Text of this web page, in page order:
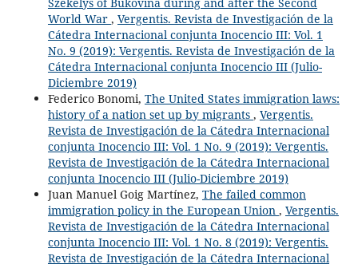
World War , Vergentis. Revista de Investigación de la
Cátedra Internacional conjunta Inocencio III: Vol. 1
No. 9 (2019): Vergentis. Revista de Investigación de la
Cátedra Internacional conjunta Inocencio III (Julio-
Diciembre 2019)
Federico Bonomi, The United States immigration laws:
history of a nation set up by migrants , Vergentis.
Revista de Investigación de la Cátedra Internacional
conjunta Inocencio III: Vol. 1 No. 9 (2019): Vergentis.
Revista de Investigación de la Cátedra Internacional
conjunta Inocencio III (Julio-Diciembre 2019)
Juan Manuel Goig Martínez, The failed common
immigration policy in the European Union , Vergentis.
Revista de Investigación de la Cátedra Internacional
conjunta Inocencio III: Vol. 1 No. 8 (2019): Vergentis.
Revista de Investigación de la Cátedra Internacional